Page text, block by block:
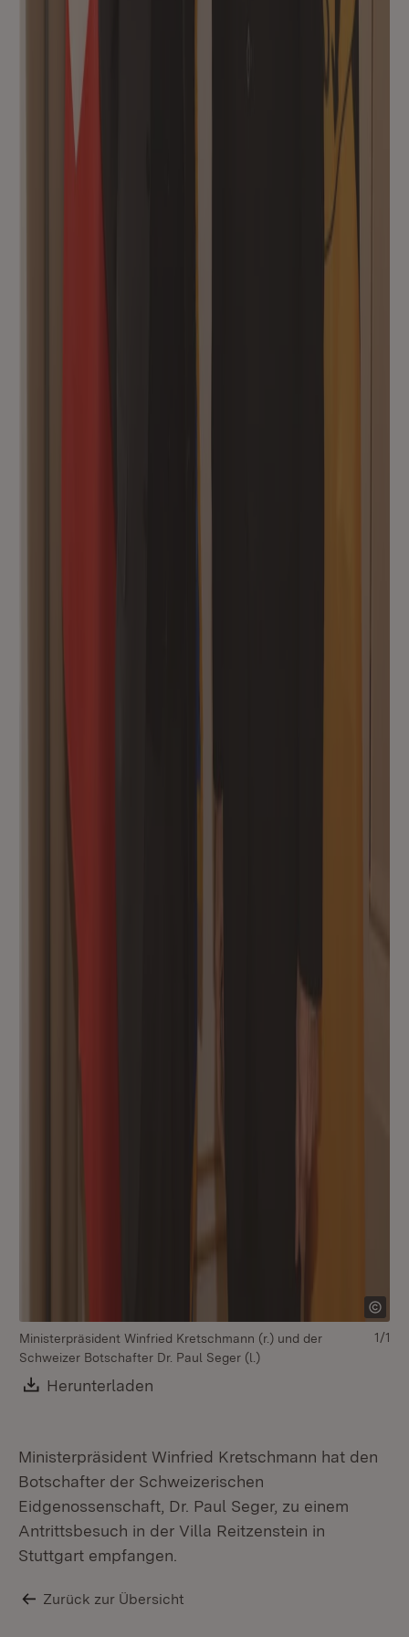
Ministerpräsident Winfried Kretschmann (r.) und der
Schweizer Botschafter Dr. Paul Seger (l.)
Download:
Herunterladen
1/1
Ministerpräsident Winfried Kretschmann hat den
Botschafter der Schweizerischen
Eidgenossenschaft, Dr. Paul Seger, zu einem
Antrittsbesuch in der Villa Reitzenstein in
Stuttgart empfangen.
Zurück zur Übersicht